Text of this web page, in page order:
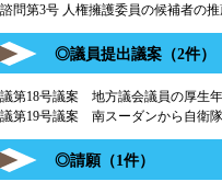
諮問第3号 人権擁護委員の候補者の
◎議員提出議案（2件）
議第18号議案 地方議会議員の厚生
議第19号議案 南スーダンから自衛
◎請願（1件）